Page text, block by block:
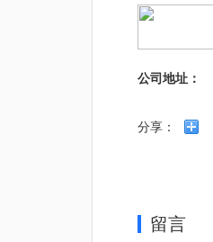
公司地址：
分享：
留言